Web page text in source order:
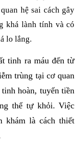
hệ sai cách gây
khá lành tính và có
lo lắng.
tinh ra máu đến từ
trùng tại cơ quan
hoàn, tuyến tiền
thể tự khỏi. Việc
khám là cách thiết